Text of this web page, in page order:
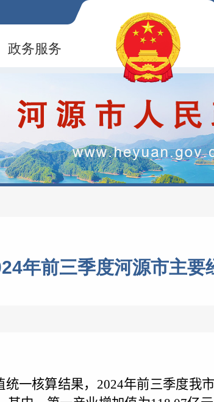
政务服务
年前三季度河源市主要
一核算结果， 2024年前三季度我